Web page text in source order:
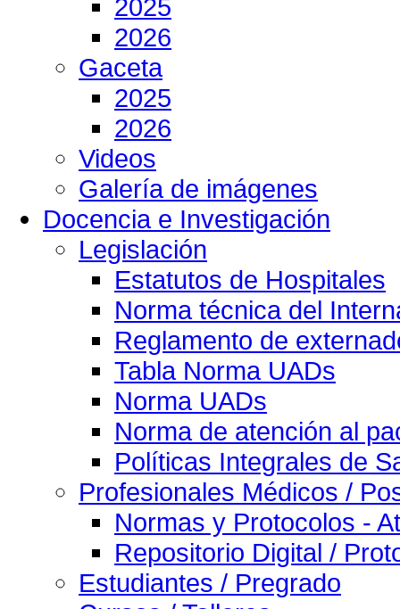
2025
2026
Gaceta
2025
2026
Videos
Galería de imágenes
Docencia e Investigación
Legislación
Estatutos de Hospitales
Norma técnica del
Reglamento de
Tabla Norma UADs
Norma UADs
Norma de atención al
Políticas Integrales de
Profesionales Médicos /
Normas y Protocolos -
Repositorio Digital /
Estudiantes / Pregrado